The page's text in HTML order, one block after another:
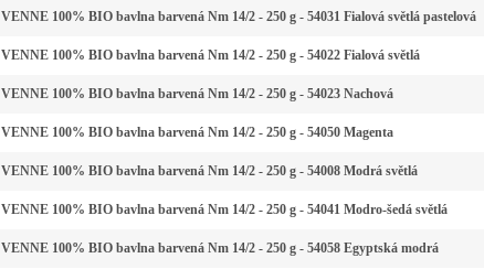
VENNE 100% BIO bavlna barvená Nm 14/2 - 250 g - 54031 Fialová světlá pastelová
VENNE 100% BIO bavlna barvená Nm 14/2 - 250 g - 54022 Fialová světlá
VENNE 100% BIO bavlna barvená Nm 14/2 - 250 g - 54023 Nachová
VENNE 100% BIO bavlna barvená Nm 14/2 - 250 g - 54050 Magenta
VENNE 100% BIO bavlna barvená Nm 14/2 - 250 g - 54008 Modrá světlá
VENNE 100% BIO bavlna barvená Nm 14/2 - 250 g - 54041 Modro-šedá světlá
VENNE 100% BIO bavlna barvená Nm 14/2 - 250 g - 54058 Egyptská modrá